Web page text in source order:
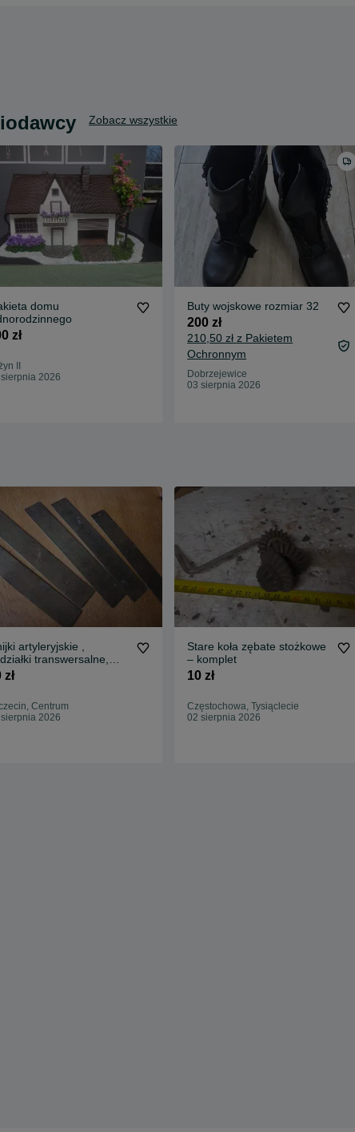
Zobacz wszystkie
domu
zł
II
2026
Buty wojskowe rozmiar 32
200 zł
210,50 zł z Pakietem
Ochronnym
Dobrzejewice
03 sierpnia 2026
artyleryjskie ,
transwersalne,
PRL
zł
Centrum
2026
Stare koła zębate stożkowe
– komplet
10 zł
Częstochowa, Tysiąclecie
02 sierpnia 2026